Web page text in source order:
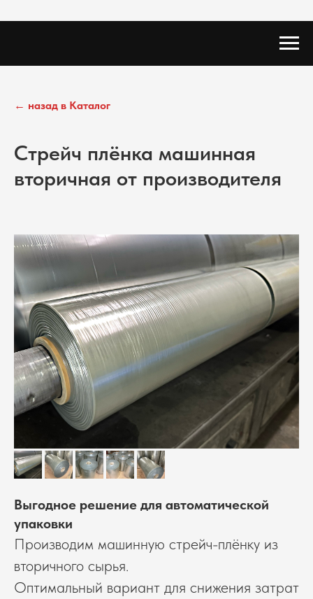
← назад в Каталог
Стрейч плёнка машинная
вторичная от производителя
Выгодное решение для автоматической
упаковки
Производим машинную стрейч-плёнку из
вторичного сырья.
Оптимальный вариант для снижения затрат